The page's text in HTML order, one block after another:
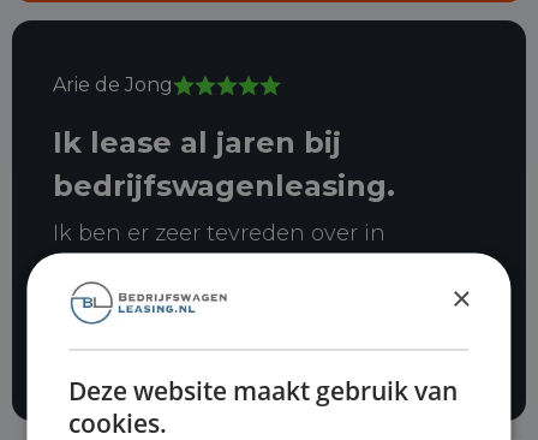
Arie de Jong
Ik lease al jaren bij
bedrijfswagenleasing.
Ik ben er zeer tevreden over in
ingebroken in mijn auto. Dave heeft
mij ontzettend goed geholpen om
×
Deze website maakt gebruik van
cookies.